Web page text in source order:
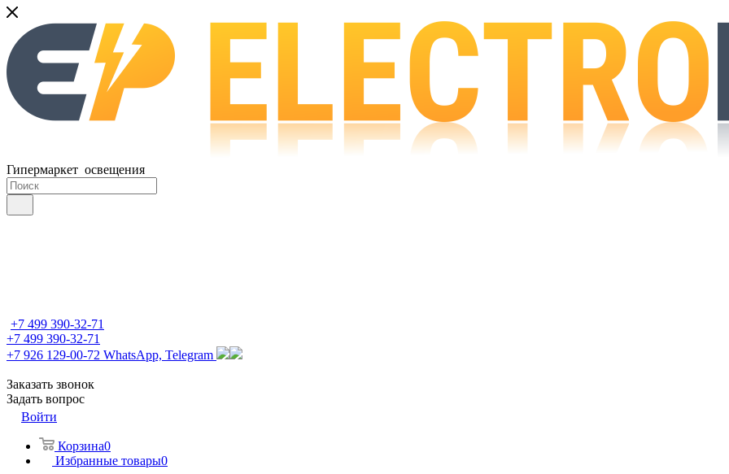
Гипермаркет освещения
+7 499 390-32-71
+7 499 390-32-71
+7 926 129-00-72 WhatsApp, Telegram
Заказать звонок
Задать вопрос
Войти
Корзина0
Избранные товары0